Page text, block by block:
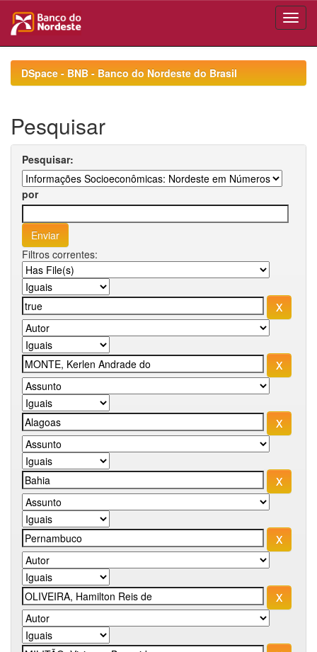
navigationDSpace - BNB - Banco do Nordeste do Brasil
Pesquisar
Pesquisar:
por
Filtros correntes: